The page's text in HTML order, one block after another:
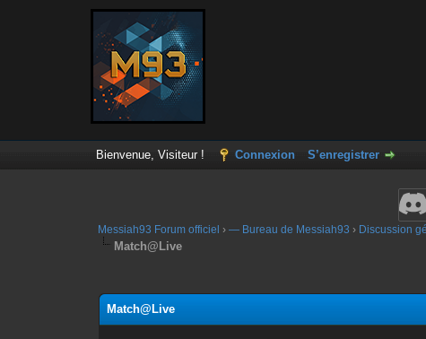
Bienvenue, Visiteur ! Connexion S’enregistrer
Messiah93 Forum officiel ›— Bureau de Messiah93 › Discussion
Match@Live
Match@Live